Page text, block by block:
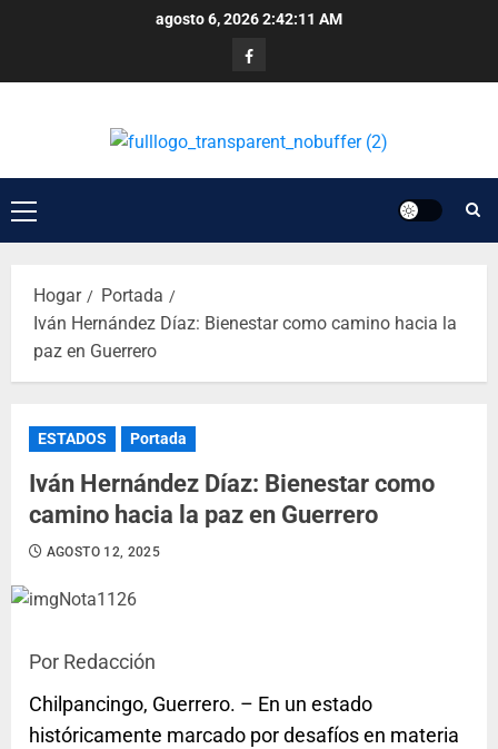
agosto 6, 20262:42:11 AM
Hogar
Portada
Iván Hernández Díaz: Bienestar como camino hacia la
paz en Guerrero
ESTADOS Portada
Iván Hernández Díaz: Bienestar como
camino hacia la paz en Guerrero
AGOSTO 12, 2025
Por Redacción
Chilpancingo, Guerrero. – En un estado
históricamente marcado por desafíos en materia